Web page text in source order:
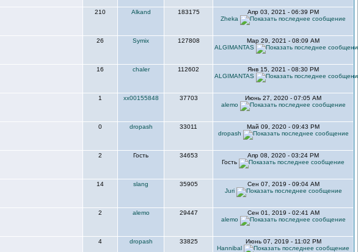
210 Alkand 183175
Апр 03, 2021 - 06:39 PM
Zheka
26 Symix 127808
Мар 29, 2021 - 08:09 AM
ALGIMANTAS
16 chaler 112602
Янв 15, 2021 - 08:30 PM
ALGIMANTAS
1 xx00155848 37703
Июнь 27, 2020 - 07:05 AM
alemo
0 dropash 33011
Май 09, 2020 - 09:43 PM
dropash
2 Гость 34653
Апр 08, 2020 - 03:24 PM
Гость
14 slang 35905
Сен 07, 2019 - 09:04 AM
Juri
2 alemo 29447
Сен 01, 2019 - 02:41 AM
alemo
4 dropash 33825
Июнь 07, 2019 - 11:02 PM
Hannibal